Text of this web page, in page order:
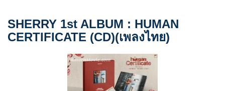
SHERRY 1st ALBUM : HUMAN
CERTIFICATE (CD)(เพลงไทย)